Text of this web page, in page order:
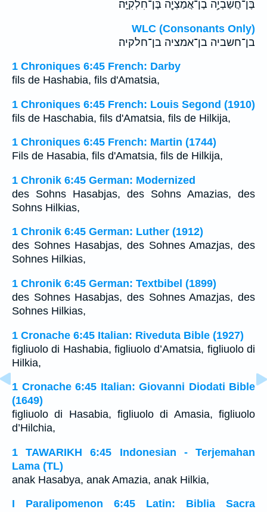
בֶּן־חֲשַׁבְיָ֥ה בֶן־אֲמַצְיָ֖ה בֶּן־חִלְקִיָּֽה׃
WLC (Consonants Only)
בן־חשביה בן־אמציה בן־חלקיה׃
1 Chroniques 6:45 French: Darby
fils de Hashabia, fils d'Amatsia,
1 Chroniques 6:45 French: Louis Segond (1910)
fils de Haschabia, fils d'Amatsia, fils de Hilkija,
1 Chroniques 6:45 French: Martin (1744)
Fils de Hasabia, fils d'Amatsia, fils de Hilkija,
1 Chronik 6:45 German: Modernized
des Sohns Hasabjas, des Sohns Amazias, des
Sohns Hilkias,
1 Chronik 6:45 German: Luther (1912)
des Sohnes Hasabjas, des Sohnes Amazjas, des
Sohnes Hilkias,
1 Chronik 6:45 German: Textbibel (1899)
des Sohnes Hasabjas, des Sohnes Amazjas, des
Sohnes Hilkias,
1 Cronache 6:45 Italian: Riveduta Bible (1927)
figliuolo di Hashabia, figliuolo d’Amatsia, figliuolo di
Hilkia,
1 Cronache 6:45 Italian: Giovanni Diodati Bible
(1649)
figliuolo di Hasabia, figliuolo di Amasia, figliuolo
d’Hilchia,
1 TAWARIKH 6:45 Indonesian - Terjemahan
Lama (TL)
anak Hasabya, anak Amazia, anak Hilkia,
I Paralipomenon 6:45 Latin: Biblia Sacra